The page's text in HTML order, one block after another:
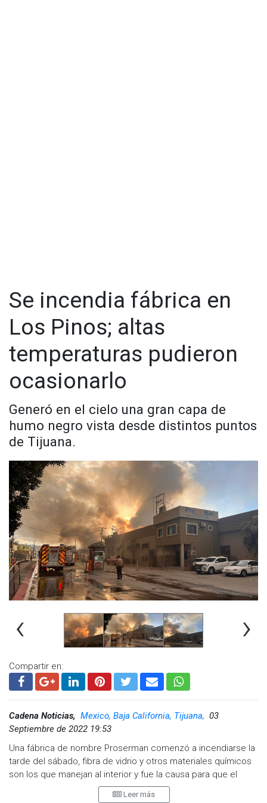
Se incendia fábrica en
Los Pinos; altas
temperaturas pudieron
ocasionarlo
Generó en el cielo una gran capa de
humo negro vista desde distintos puntos
de Tijuana.
‹ ›
Compartir en:
Cadena Noticias, Mexico, Baja California, Tijuana, 03
Septiembre de 2022 19:53
Una fábrica de nombre Proserman comenzó a incendiarse la
tarde del sábado, fibra de vidrio y otros materiales químicos
son los que manejan al interior y fue la causa para que el
incendio se propagara rápidamente, generando en el cielo
una gran capa de humo negro vista desde distintos puntos
Leer más